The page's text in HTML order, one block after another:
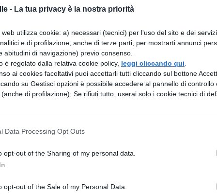
- La tua privacy è la nostra priorità
utilizza cookie: a) necessari (tecnici) per l'uso del sito e dei
e di profilazione, anche di terze parti, per mostrarti annunci
abitudini di navigazione) previo consenso.
è regolato dalla relativa cookie policy, leggi cliccando qui
ai cookies facoltativi puoi accettarli tutti cliccando sul bottone
su Gestisci opzioni è possibile accedere al pannello di controllo
di profilazione); Se rifiuti tutto, userai solo i cookie tecnici di
Data Processing Opt Outs
opt-out of the Sharing of my personal data.
opt-out of the Sale of my Personal Data.
Rita.Raffaela Giudice e Andrea
accaduto. Infine
lapsus di lei che chiama al falò lui con il nome
le loro decisioni sono confermate?
mese dopo: riassunto
c’è sempre, però al primo posto per Oronzo
a convivere esattamente il giorno
di avere un figlio con lei. Anche per
vele, mentre
ognuno senta la mancanza dell’altro. Lo